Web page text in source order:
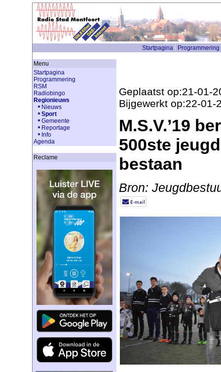
Startpagina Programmering
Menu
Startpagina
Programmering
RSM
Radiobingo
Regionieuws
Nieuws
Sport
Gemeente
Reportage
Info
Agenda
Reclame
Geplaatst op:21-01-
Bijgewerkt op:22-01-
M.S.V.’19
500ste
bestaan
Bron: